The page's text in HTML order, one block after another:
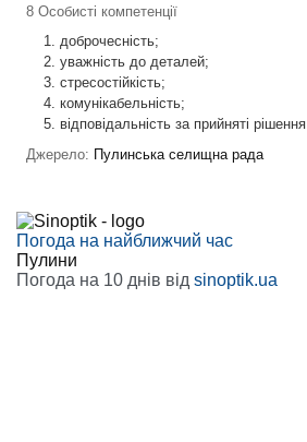
8 Особисті компетенції
доброчесність;
уважність до деталей;
стресостійкість;
комунікабельність;
відповідальність за прийняті рішення
Джерело: Пулинська селищна рада
Погода на найближчий час
Пулини
Погода на 10 днів від sinoptik.ua